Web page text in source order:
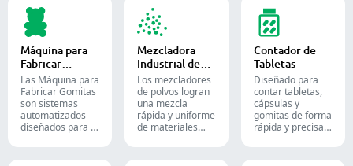
precisas de
polvos, gránulos,
pellets o líquidos
en la producción
farmacéutica y de
suplementos.
cápsulas blandas
de gelatina.
Máquina para
Fabricar
Gomitas
Las Máquina para
Fabricar Gomitas
son sistemas
automatizados
diseñados para la
Mezcladora
Industrial de
Polvos
Los mezcladores
de polvos logran
una mezcla
rápida y uniforme
de materiales
Contador de
Tabletas
Diseñado para
contar tabletas,
cápsulas y
gomitas de forma
rápida y precisa.